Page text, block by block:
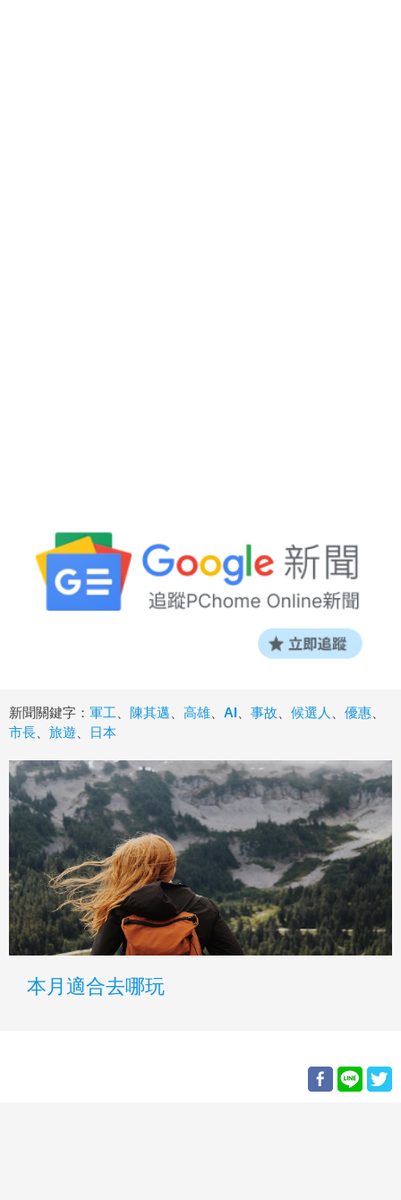
新聞關鍵字： 軍工、 陳其邁、 高雄、 AI 、 事故、 候選人 、 優惠、
市長、 旅遊、 日本
本月適合去哪玩